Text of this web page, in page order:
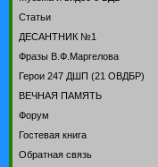
Статьи
ДЕСАНТНИК №1
Фразы В.Ф.Маргелова
Герои 247 ДШП (21 ОВДБР)
ВЕЧНАЯ ПАМЯТЬ
Форум
Гостевая книга
Обратная связь